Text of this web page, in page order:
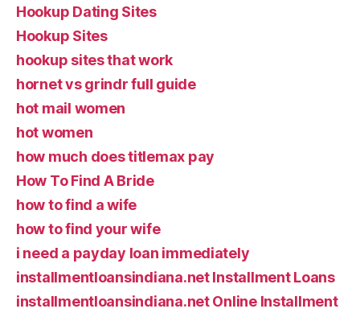
Hookup Dating Sites
Hookup Sites
hookup sites that work
hornet vs grindr full guide
hot mail women
hot women
how much does titlemax pay
How To Find A Bride
how to find a wife
how to find your wife
i need a payday loan immediately
installmentloansindiana.net Installment Loans
installmentloansindiana.net Online Installment